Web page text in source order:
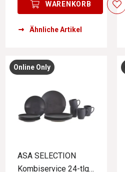
WARENKORB
Ähnliche Artikel
Online Only
ASA SELECTION
Kombiservice 24-tlg.